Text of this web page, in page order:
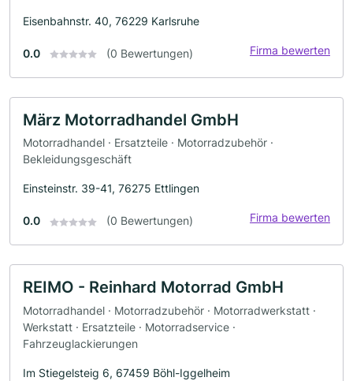
Eisenbahnstr. 40, 76229 Karlsruhe
0.0 (0 Bewertungen) Firma bewerten
März Motorradhandel GmbH
Motorradhandel · Ersatzteile · Motorradzubehör ·
Bekleidungsgeschäft
Einsteinstr. 39-41, 76275 Ettlingen
0.0 (0 Bewertungen) Firma bewerten
REIMO - Reinhard Motorrad GmbH
Motorradhandel · Motorradzubehör · Motorradwerkstatt ·
Werkstatt · Ersatzteile · Motorradservice ·
Fahrzeuglackierungen
Im Stiegelsteig 6, 67459 Böhl-Iggelheim